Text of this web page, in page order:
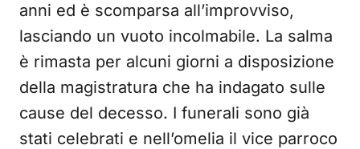
anni ed è scomparsa all’improvviso,
lasciando un vuoto incolmabile. La salma
è rimasta per alcuni giorni a disposizione
della magistratura che ha indagato sulle
cause del decesso. I funerali sono già
stati celebrati e nell’omelia il vice parroco